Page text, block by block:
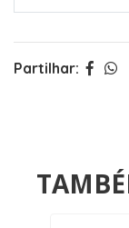
Partilhar: